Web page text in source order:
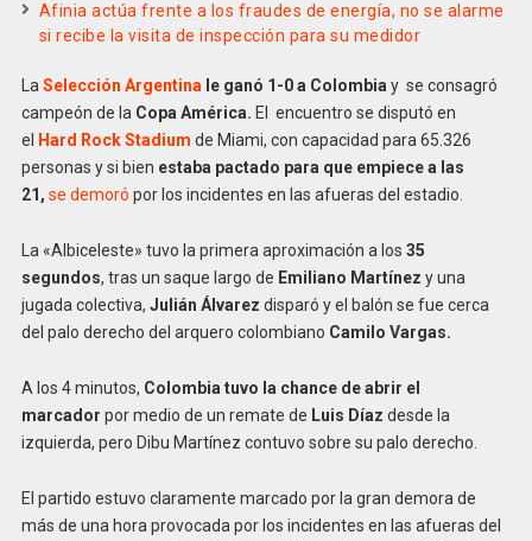
Afinia actúa frente a los fraudes de energía, no se alarme
si recibe la visita de inspección para su medidor
La Selección Argentina le ganó 1-0 a Colombia y se consagró
campeón de la Copa América. El encuentro se disputó en
el
Hard Rock Stadium de Miami, con capacidad para 65.326
personas y si bien estaba pactado para que empiece a las
21, se demoró por los incidentes en las afueras del estadio.
La «Albiceleste» tuvo la primera aproximación a los 35
segundos, tras un saque largo de Emiliano Martínez y una
jugada colectiva, Julián Álvarez disparó y el balón se fue cerca
del palo derecho del arquero colombiano Camilo Vargas.
A los 4 minutos, Colombia tuvo la chance de abrir el
marcador por medio de un remate de Luis Díaz desde la
izquierda, pero Dibu Martínez contuvo sobre su palo derecho.
El partido estuvo claramente marcado por la gran demora de
más de una hora provocada por los incidentes en las afueras del